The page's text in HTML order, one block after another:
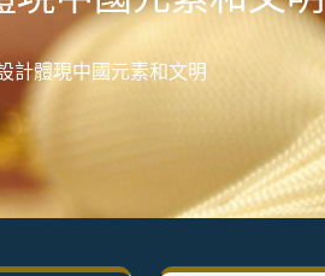
計體現中國元素和文明